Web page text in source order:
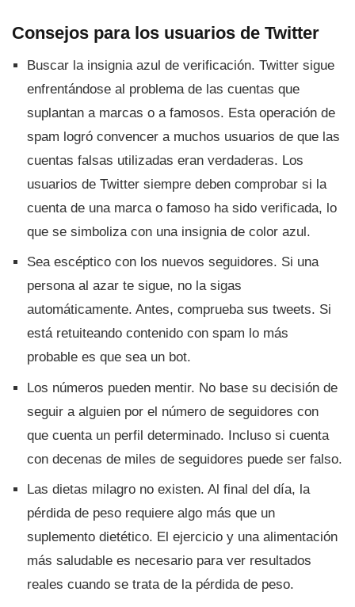
Consejos para los usuarios de Twitter
Buscar la insignia azul de verificación. Twitter sigue
enfrentándose al problema de las cuentas que
suplantan a marcas o a famosos. Esta operación de
spam logró convencer a muchos usuarios de que las
cuentas falsas utilizadas eran verdaderas. Los
usuarios de Twitter siempre deben comprobar si la
cuenta de una marca o famoso ha sido verificada, lo
que se simboliza con una insignia de color azul.
Sea escéptico con los nuevos seguidores. Si una
persona al azar te sigue, no la sigas
automáticamente. Antes, comprueba sus tweets. Si
está retuiteando contenido con spam lo más
probable es que sea un bot.
Los números pueden mentir. No base su decisión de
seguir a alguien por el número de seguidores con
que cuenta un perfil determinado. Incluso si cuenta
con decenas de miles de seguidores puede ser falso.
Las dietas milagro no existen. Al final del dí­a, la
pérdida de peso requiere algo más que un
suplemento dietético. El ejercicio y una alimentación
más saludable es necesario para ver resultados
reales cuando se trata de la pérdida de peso.